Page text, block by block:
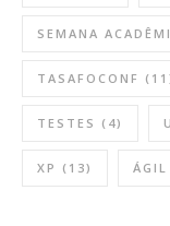
SEMANA
TASAFOCONF
TESTES (4)
XP (13) ÁGIL